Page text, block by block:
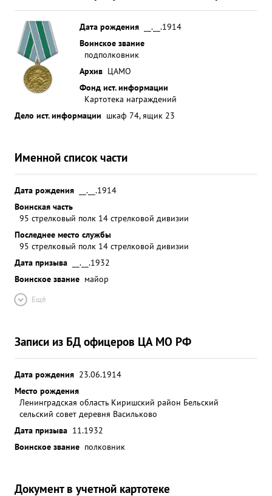
Дата рождения
__.__.1914
Воинское звание
подполковник
Архив ЦАМО
Фонд ист. информации
Картотека награждений
Дело ист. информации шкаф 74, ящик 23
Именной список части
Дата рождения
__.__.1914
Воинская часть
95 стрелковый полк 14 стрелковой дивизии
Последнее место службы
95 стрелковый полк 14 стрелковой дивизии
Дата призыва
__.__.1932
Воинское звание майор
Ещё
Записи из БД офицеров ЦА МО РФ
Дата рождения 23.06.1914
Место рождения
Ленинградская область Киришский район Бельский
сельский совет деревня Васильково
Дата призыва 11.1932
Воинское звание полковник
Документ в учетной картотеке